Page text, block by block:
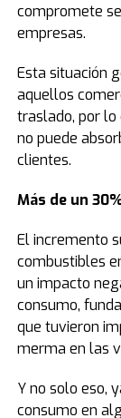
compromete
empresas.
Esta situación
aquellos
traslado, por lo
no puede
clientes.
Más de un
El incremento
combustibles
un impacto
consumo,
que tuvieron
merma en las
Y no solo eso,
consumo en